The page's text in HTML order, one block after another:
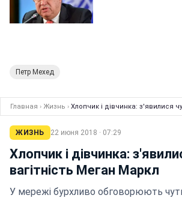
Петр Мехед
Главная › Жизнь › Хлопчик і дівчинка: з'явилися
ЖИЗНЬ 22 июня 2018 · 07:29
Хлопчик і дівчинка:
вагітність Меган Маркл
У мережі бурхливо обговорюють